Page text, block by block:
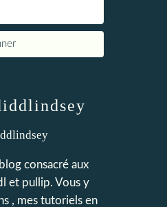
consacré aux
et pullip. Vous y
, mes tutoriels en